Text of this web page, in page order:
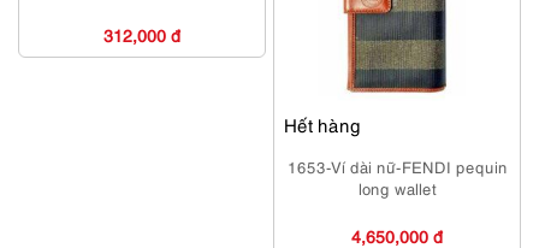
312,000 đ
Hết hàng
1653-Ví dài nữ-FENDI pequin
long wallet
4,650,000 đ